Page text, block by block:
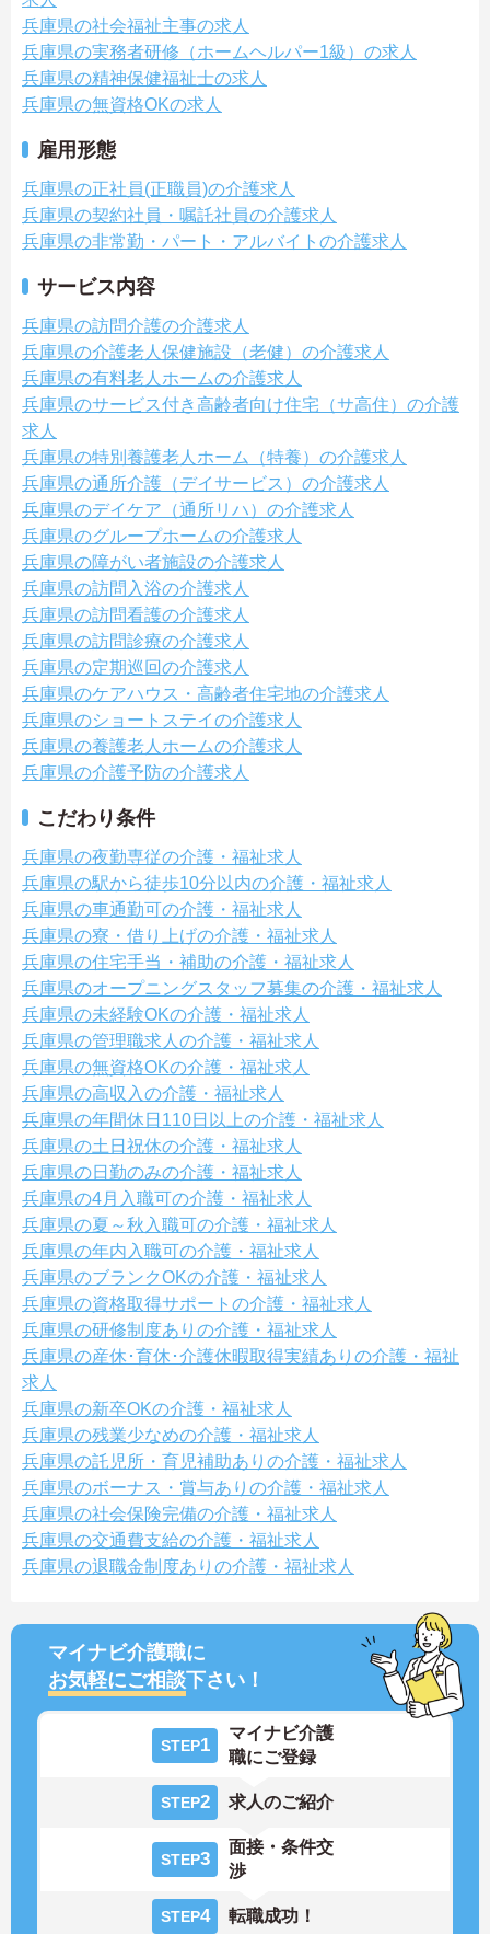
兵庫県の社会福祉主事の求人
兵庫県の実務者研修（ホームヘルパー1級）の求人
兵庫県の精神保健福祉士の求人
兵庫県の無資格OKの求人
雇用形態
兵庫県の正社員(正職員)の介護求人
兵庫県の契約社員・嘱託社員の介護求人
兵庫県の非常勤・パート・アルバイトの介護求人
サービス内容
兵庫県の訪問介護の介護求人
兵庫県の介護老人保健施設（老健）の介護求人
兵庫県の有料老人ホームの介護求人
兵庫県のサービス付き高齢者向け住宅（サ高住）の介護
求人
兵庫県の特別養護老人ホーム（特養）の介護求人
兵庫県の通所介護（デイサービス）の介護求人
兵庫県のデイケア（通所リハ）の介護求人
兵庫県のグループホームの介護求人
兵庫県の障がい者施設の介護求人
兵庫県の訪問入浴の介護求人
兵庫県の訪問看護の介護求人
兵庫県の訪問診療の介護求人
兵庫県の定期巡回の介護求人
兵庫県のケアハウス・高齢者住宅地の介護求人
兵庫県のショートステイの介護求人
兵庫県の養護老人ホームの介護求人
兵庫県の介護予防の介護求人
こだわり条件
兵庫県の夜勤専従の介護・福祉求人
兵庫県の駅から徒歩10分以内の介護・福祉求人
兵庫県の車通勤可の介護・福祉求人
兵庫県の寮・借り上げの介護・福祉求人
兵庫県の住宅手当・補助の介護・福祉求人
兵庫県のオープニングスタッフ募集の介護・福祉求人
兵庫県の未経験OKの介護・福祉求人
兵庫県の管理職求人の介護・福祉求人
兵庫県の無資格OKの介護・福祉求人
兵庫県の高収入の介護・福祉求人
兵庫県の年間休日110日以上の介護・福祉求人
兵庫県の土日祝休の介護・福祉求人
兵庫県の日勤のみの介護・福祉求人
兵庫県の4月入職可の介護・福祉求人
兵庫県の夏～秋入職可の介護・福祉求人
兵庫県の年内入職可の介護・福祉求人
兵庫県のブランクOKの介護・福祉求人
兵庫県の資格取得サポートの介護・福祉求人
兵庫県の研修制度ありの介護・福祉求人
兵庫県の産休･育休･介護休暇取得実績ありの介護・福祉
求人
兵庫県の新卒OKの介護・福祉求人
兵庫県の残業少なめの介護・福祉求人
兵庫県の託児所・育児補助ありの介護・福祉求人
兵庫県のボーナス・賞与ありの介護・福祉求人
兵庫県の社会保険完備の介護・福祉求人
兵庫県の交通費支給の介護・福祉求人
兵庫県の退職金制度ありの介護・福祉求人
マイナビ介護職に
お気軽にご相談下さい！
STEP1
マイナビ介護
職にご登録
STEP2 求人のご紹介
STEP3
面接・条件交
渉
STEP4 転職成功！